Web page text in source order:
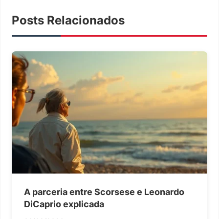
Posts Relacionados
A parceria entre Scorsese e Leonardo
DiCaprio explicada